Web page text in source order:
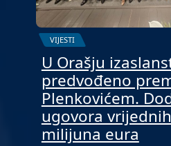
VIJESTI
U Orašju
predvođeno
Plenkovićem.
ugovora
milijuna eura